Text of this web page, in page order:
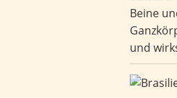
Beine
und